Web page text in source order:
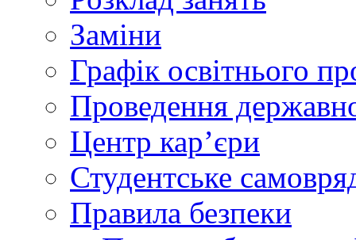
Заміни
Графік освітнього
Проведення
Центр кар’єри
Студентське
Правила безпеки